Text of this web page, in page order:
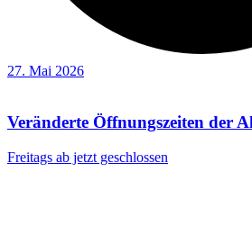
27. Mai 2026
Veränderte Öffnungszeiten der
Freitags ab jetzt geschlossen